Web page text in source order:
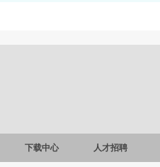
下载中心 人才招聘